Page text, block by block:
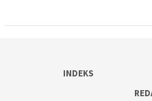
INDEKS